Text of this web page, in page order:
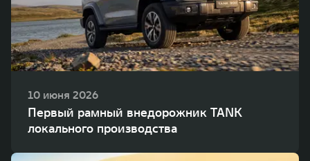
10 июня 2026
Первый рамный внедорожник TANK
локального производства